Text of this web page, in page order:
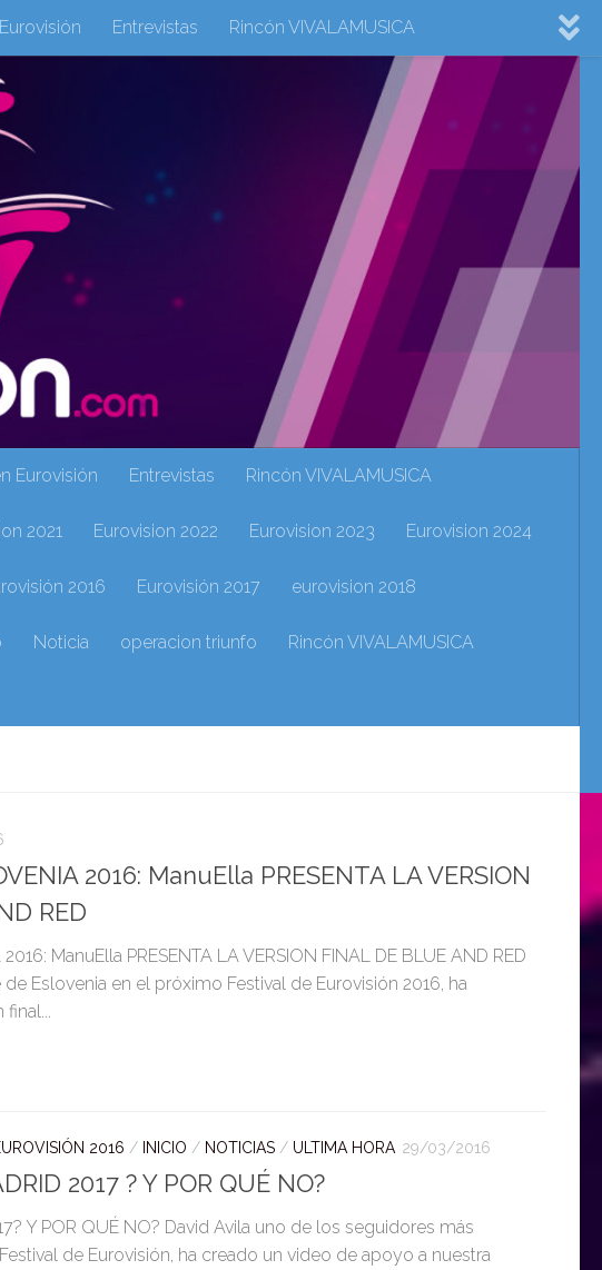
Entrevistas Rincón VIVALAMUSICA
Eurovision 2024
2016 eurovision 2018 eurovision 2019
triunfo Rincón VIVALAMUSICA Sin categoría Noticias
Eurovisión Entrevistas Rincón VIVALAMUSICA
2021 Eurovision 2022 Eurovision 2023 Eurovision 2024
2016 Eurovisión 2017 eurovision 2018
Noticia operacion triunfo Rincón VIVALAMUSICA
2016: ManuElla PRESENTA LA VERSION
RED
ManuElla PRESENTA LA VERSION FINAL DE BLUE AND RED
Eslovenia en el próximo Festival de Eurovisión 2016, ha
2016 / INICIO / NOTICIAS / ULTIMA HORA 29/03/2016
2017 ? Y POR QUÉ NO?
Y POR QUÉ NO? David Avila uno de los seguidores más
de Eurovisión, ha creado un video de apoyo a nuestra